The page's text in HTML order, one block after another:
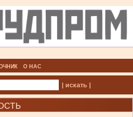
О НАС
| искать |